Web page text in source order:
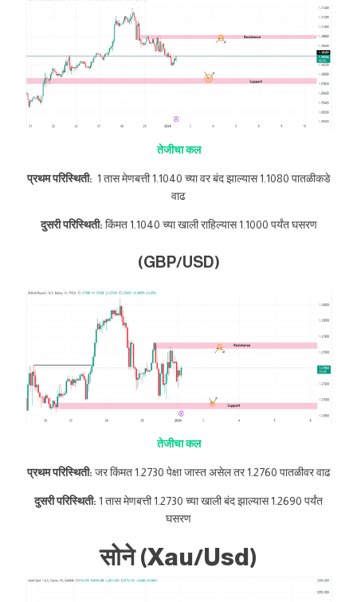
तेजीचा कल
प्रथम परिस्थिती: 1 तास मेणबत्ती 1.1040 च्या वर बंद झाल्यास 1.1080 पातळीकडे
वाढ
दुसरी परिस्थिती: किंमत 1.1040 च्या खाली राहिल्यास 1.1000 पर्यंत घसरण
(GBP/USD)
तेजीचा कल
प्रथम परिस्थिती: जर किंमत 1.2730 पेक्षा जास्त असेल तर 1.2760 पातळीवर वाढ
दुसरी परिस्थिती: 1 तास मेणबत्ती 1.2730 च्या खाली बंद झाल्यास 1.2690 पर्यंत
घसरण
सोने (Xau/Usd)